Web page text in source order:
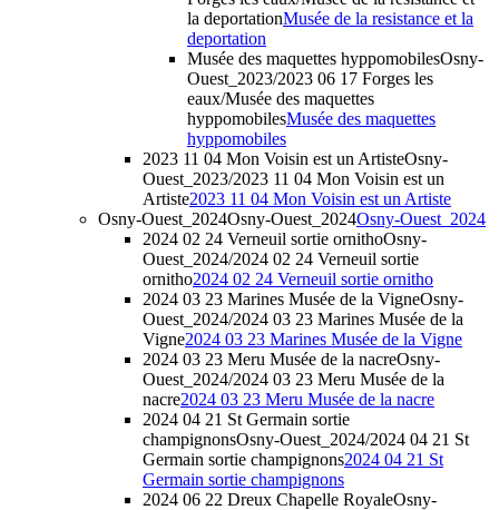
la deportationMusée de la resistance et la
deportation
Musée des maquettes hyppomobilesOsny-
Ouest_2023/2023 06 17 Forges les
eaux/Musée des maquettes
hyppomobilesMusée des maquettes
hyppomobiles
2023 11 04 Mon Voisin est un ArtisteOsny-
Ouest_2023/2023 11 04 Mon Voisin est un
Artiste2023 11 04 Mon Voisin est un Artiste
Osny-Ouest_2024Osny-Ouest_2024Osny-Ouest_2024
2024 02 24 Verneuil sortie ornithoOsny-
Ouest_2024/2024 02 24 Verneuil sortie
ornitho2024 02 24 Verneuil sortie ornitho
2024 03 23 Marines Musée de la VigneOsny-
Ouest_2024/2024 03 23 Marines Musée de la
Vigne2024 03 23 Marines Musée de la Vigne
2024 03 23 Meru Musée de la nacreOsny-
Ouest_2024/2024 03 23 Meru Musée de la
nacre2024 03 23 Meru Musée de la nacre
2024 04 21 St Germain sortie
champignonsOsny-Ouest_2024/2024 04 21 St
Germain sortie champignons2024 04 21 St
Germain sortie champignons
2024 06 22 Dreux Chapelle RoyaleOsny-